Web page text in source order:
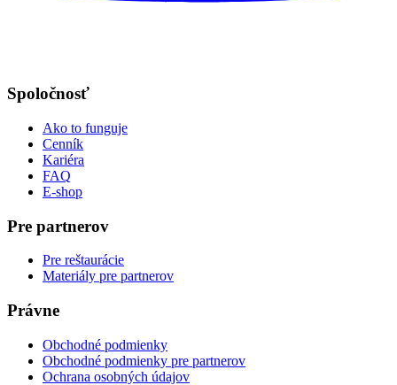
Spoločnosť
Ako to funguje
Cenník
Kariéra
FAQ
E-shop
Pre partnerov
Pre reštaurácie
Materiály pre partnerov
Právne
Obchodné podmienky
Obchodné podmienky pre partnerov
Ochrana osobných údajov